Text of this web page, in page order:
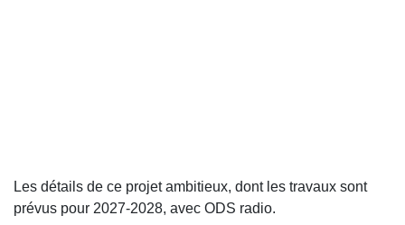
Les détails de ce projet ambitieux, dont les travaux sont
prévus pour 2027-2028, avec ODS radio.